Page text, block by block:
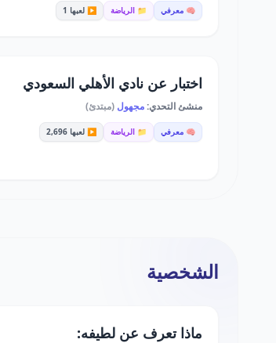
🧠 معرفي 📁 الرياضة ▶️ لعبها 1
اختبار عن نادي الأهلي السعودي
منشئ التحدي:مجهول (مبتدئ)
🧠 معرفي 📁 الرياضة ▶️ لعبها 2,696
الشخصية
ماذا تعرف عن لطيفه: